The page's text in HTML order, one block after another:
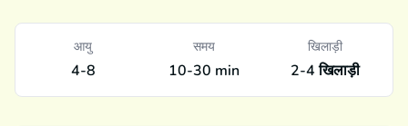
आयु
4-8
समय
10-30 min
खिलाड़ी
2-4 खिलाड़ी